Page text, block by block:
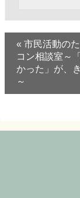
« 市民活動の
コン相談室～
かった」が、
～